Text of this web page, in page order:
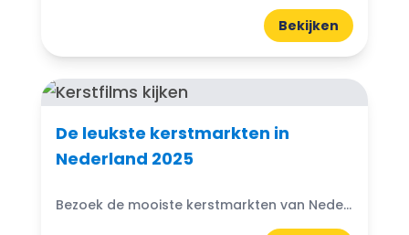
Bekijken
De leukste kerstmarkten in
Nederland 2025
Bezoek de mooiste kerstmarkten van Nederland in 2025. Van Kerststad Valkenburg tot de Royal Christmas Fair in Den Haag en de grootste kerstmarkt in Dordrecht.